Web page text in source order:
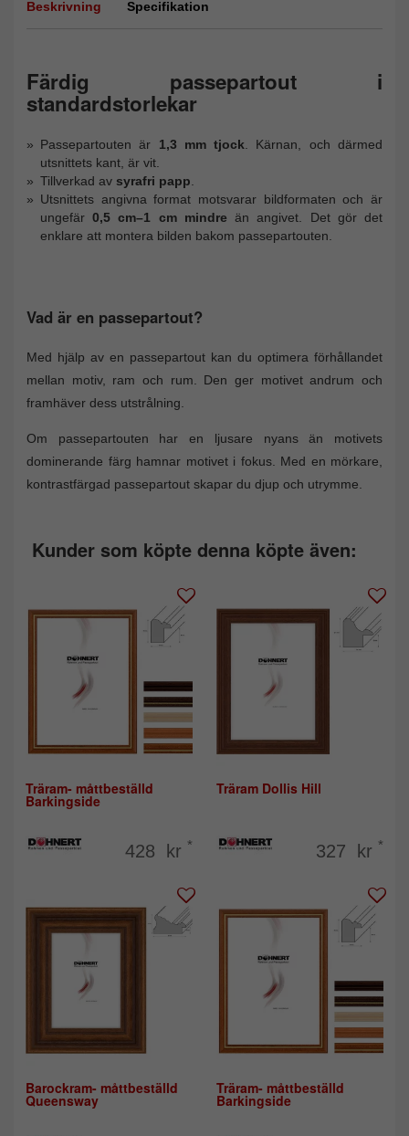
Beskrivning Specifikation
Färdig passepartout i
standardstorlekar
Passepartouten är 1,3 mm tjock . Kärnan, och därmed
utsnittets kant, är vit.
Tillverkad av syrafri papp
Utsnittets angivna format motsvarar bildformaten och är
ungefär0,5 cm–1 cm mindre än angivet. Det gör det
enklare att montera bilden bakom passepartouten.
Vad är en passepartout?
Med hjälp av en passepartout kan du optimera förhållandet
mellan motiv, ram och rum. Den ger motivet andrum och
framhäver dess utstrålning.
Om passepartouten har en ljusare nyans än motivets
dominerande färg hamnar motivet i fokus. Med en mörkare,
kontrastfärgad passepartout skapar du djup och utrymme.
Kunder som köpte denna köpte även:
Träram- måttbeställd
Barkingside
428 kr *
Träram Dollis Hill
327 kr *
Barockram- måttbeställd
Queensway
Träram- måttbeställd
Barkingside